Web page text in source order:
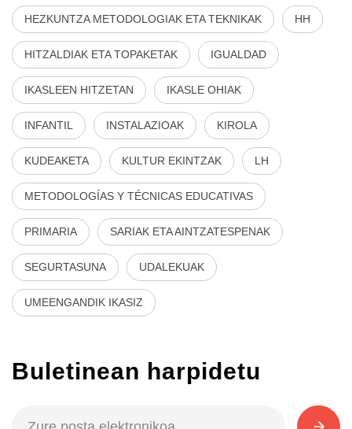
HEZKUNTZA METODOLOGIAK ETA TEKNIKAK HH
HITZALDIAK ETA TOPAKETAK IGUALDAD
IKASLEEN HITZETAN IKASLE OHIAK
INFANTIL INSTALAZIOAK KIROLA
KUDEAKETA KULTUR EKINTZAK LH
METODOLOGÍAS Y TÉCNICAS EDUCATIVAS
PRIMARIA SARIAK ETA AINTZATESPENAK
SEGURTASUNA UDALEKUAK
UMEENGANDIK IKASIZ
Buletinean harpidetu